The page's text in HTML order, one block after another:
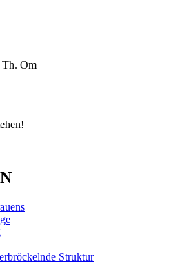
Th. Om
Struktur